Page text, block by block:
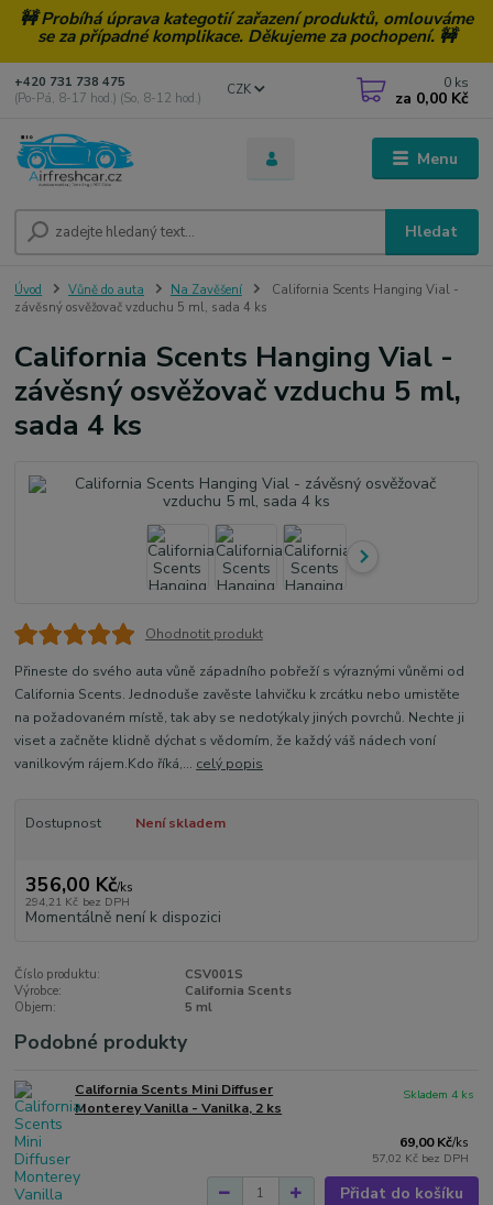
🚧 Probíhá úprava kategotií zařazení produktů, omlouváme
se za případné komplikace. Děkujeme za pochopení. 🚧
Menu
CZK
Hledat
+420 731 738 475
(Po-Pá, 8-17 hod.) (So, 8-12 hod.)
0 ks
za 0,00 Kč
Úvod Vůně do auta Na Zavěšení
California Scents Hanging Vial -
závěsný osvěžovač vzduchu 5 ml, sada 4 ks
California Scents Hanging Vial -
závěsný osvěžovač vzduchu 5 ml,
sada 4 ks
Ohodnotit produkt
Přineste do svého auta vůně západního pobřeží s výraznými vůněmi od
California Scents. Jednoduše zavěste lahvičku k zrcátku nebo umistěte
na požadovaném místě, tak aby se nedotýkaly jiných povrchů. Nechte ji
viset a začněte klidně dýchat s vědomím, že každý váš nádech voní
vanilkovým rájem.Kdo říká,... celý popis
Dostupnost Není skladem
356,00 Kč/ks
294,21 Kč bez DPH
Momentálně není k dispozici
Číslo produktu:
CSV001S
Výrobce:
California Scents
Objem:
5 ml
Podobné produkty
California Scents Mini Diffuser
Monterey Vanilla - Vanilka, 2 ks
69,00 Kč/ks
57,02 Kč bez DPH
Skladem 4 ks
Přidat do košíku